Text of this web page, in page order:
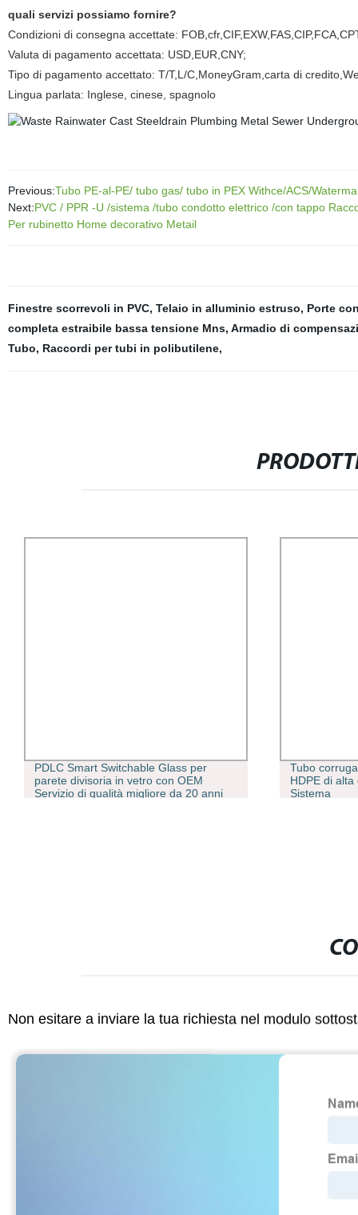
quali servizi possiamo fornire?
Condizioni di consegna accettate:
Valuta di pagamento accettata: USD,EUR,CNY;
Tipo di pagamento accettato: T/T,L/C,MoneyGram,carta di
Lingua parlata: Inglese, cinese, spagnolo
Previous:Tubo PE-al-PE/ tubo gas/ tubo in PEX Withce/ACS/
Next:PVC / PPR -U /sistema /tubo condotto elettrico /con tappo
Per rubinetto Home decorativo Metail
Finestre scorrevoli in PVC, Telaio in alluminio estruso, Porte
completa estraibile bassa tensione Mns, Armadio di
Tubo, Raccordi per tubi in polibutilene,
Tubo corrugato a doppia parete DN300
HDPE di alta qualità per drenaggio
Sistema
per
porta
Non esitare a inviare la tua richiesta nel modulo